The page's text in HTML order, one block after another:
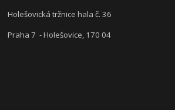
Holešovická tržnice hala č. 36
Praha 7 - Holešovice, 170 04